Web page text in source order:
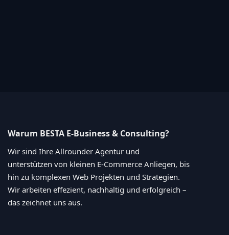
Warum BESTA E-Business & Consulting?
Wir sind Ihre Allrounder Agentur und
unterstützen von kleinen E-Commerce Anliegen, bis
hin zu komplexen Web Projekten und Strategien.
Wir arbeiten effezient, nachhaltig und erfolgreich –
das zeichnet uns aus.